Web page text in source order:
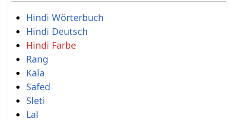
Hindi Wörterbuch
Hindi Deutsch
Hindi Farbe
Rang
Kala
Safed
Sleti
Lal